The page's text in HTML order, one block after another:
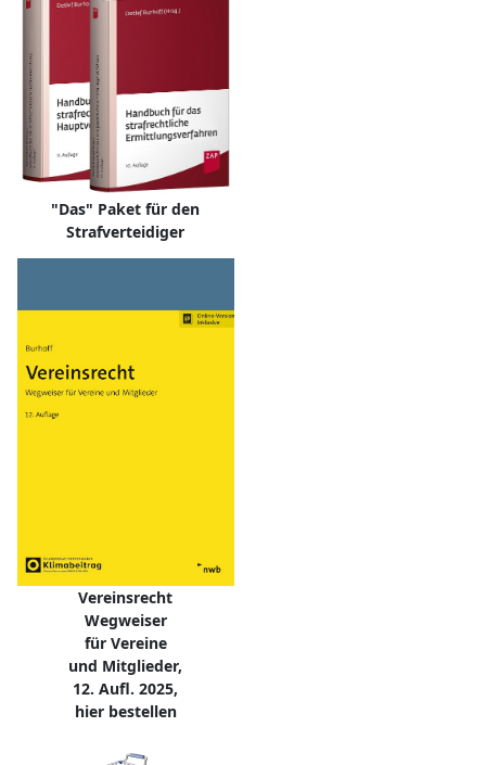
"Das" Paket für den
Strafverteidiger
Vereinsrecht
Wegweiser
für Vereine
und Mitglieder,
12. Aufl. 2025,
hier bestellen